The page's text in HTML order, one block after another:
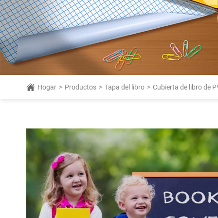
Hogar > Productos > Tapa del libro > Cubierta de libro de